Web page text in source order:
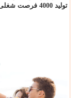
تولید 4000 فرصت شغلی برای معتادان بهبود یافته كشور خبرداد.